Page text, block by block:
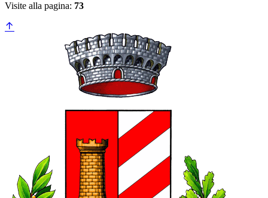
Visite alla pagina: 73